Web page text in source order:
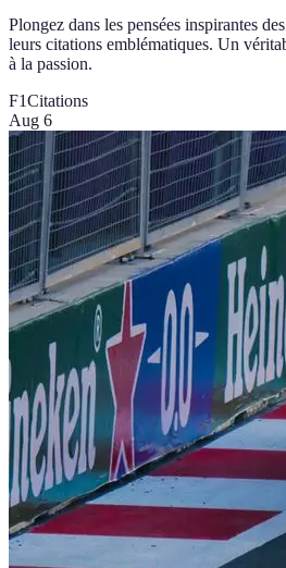
Plongez dans les pensées inspirantes
leurs citations emblématiques. Un
à la passion.
F1Citations
Aug 6